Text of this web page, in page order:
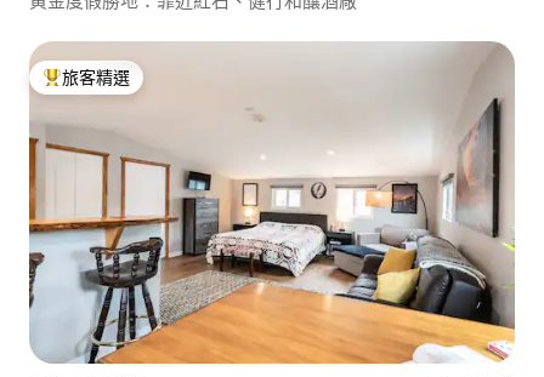
旅客精選榜首
旅客精選